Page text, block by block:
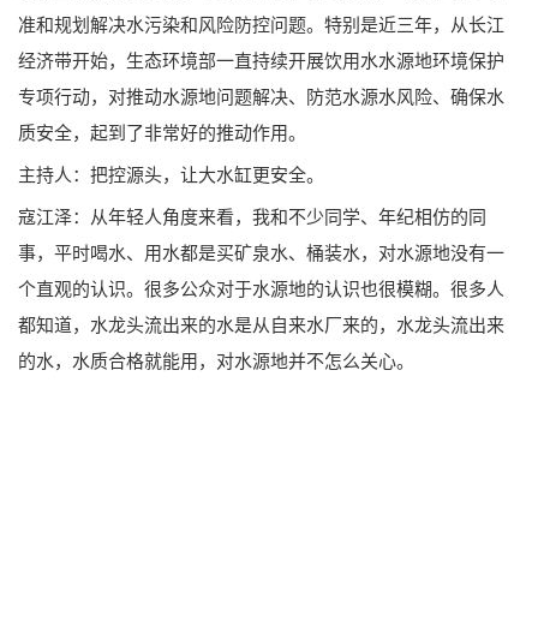
准和规划解决水污染和风险防控问题。特别是近三年，从长江
经济带开始，生态环境部一直持续开展饮用水水源地环境保护
专项行动，对推动水源地问题解决、防范水源水风险、确保水
质安全，起到了非常好的推动作用。
主持人：把控源头，让大水缸更安全。
寇江泽：从年轻人角度来看，我和不少同学、年纪相仿的同
事，平时喝水、用水都是买矿泉水、桶装水，对水源地没有一
个直观的认识。很多公众对于水源地的认识也很模糊。很多人
都知道，水龙头流出来的水是从自来水厂来的，水龙头流出来
的水，水质合格就能用，对水源地并不怎么关心。